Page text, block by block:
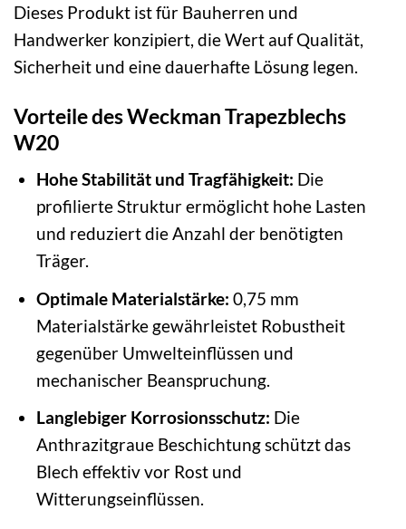
Dieses Produkt ist für Bauherren und
Handwerker konzipiert, die Wert auf Qualität,
Sicherheit und eine dauerhafte Lösung legen.
Vorteile des Weckman Trapezblechs
W20
Hohe Stabilität und Tragfähigkeit: Die
profilierte Struktur ermöglicht hohe Lasten
und reduziert die Anzahl der benötigten
Träger.
Optimale Materialstärke: 0,75 mm
Materialstärke gewährleistet Robustheit
gegenüber Umwelteinflüssen und
mechanischer Beanspruchung.
Langlebiger Korrosionsschutz: Die
Anthrazitgraue Beschichtung schützt das
Blech effektiv vor Rost und
Witterungseinflüssen.